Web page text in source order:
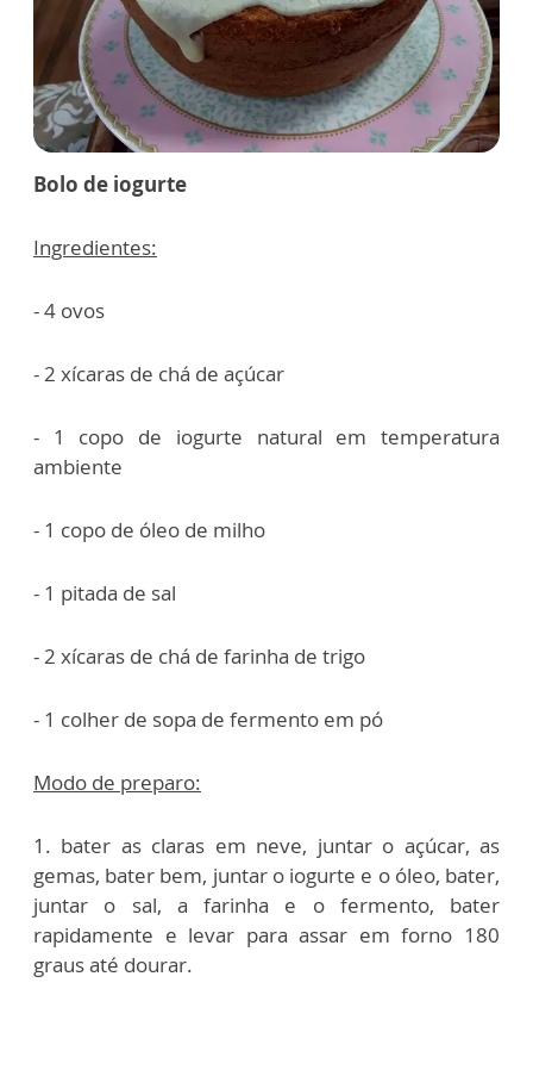
Bolo de iogurte
Ingredientes:
- 4 ovos
- 2 xícaras de chá de açúcar
- 1 copo de iogurte natural em temperatura
ambiente
- 1 copo de óleo de milho
- 1 pitada de sal
- 2 xícaras de chá de farinha de trigo
- 1 colher de sopa de fermento em pó
Modo de preparo:
1. bater as claras em neve, juntar o açúcar, as
gemas, bater bem, juntar o iogurte e o óleo, bater,
juntar o sal, a farinha e o fermento, bater
rapidamente e levar para assar em forno 180
graus até dourar.